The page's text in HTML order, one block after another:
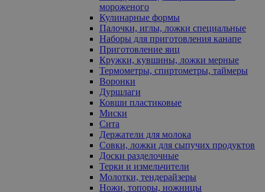
мороженого
Кулинарные формы
Палочки, иглы, ложки специальные
Наборы для приготовления канапе
Приготовление яиц
Кружки, кувшины, ложки мерные
Термометры, спиртометры, таймеры
Воронки
Дуршлаги
Ковши пластиковые
Миски
Сита
Держатели для молока
Совки, ложки для сыпучих продуктов
Доски разделочные
Терки и измельчители
Молотки, тендерайзеры
Ножи, топоры, ножницы